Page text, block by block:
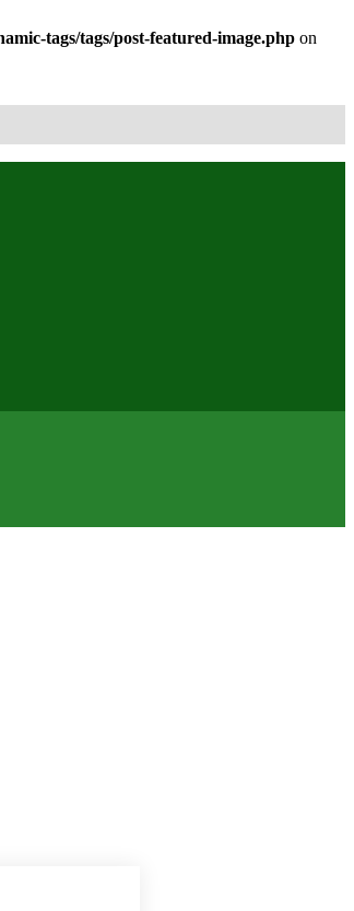
tags/tags/post-featured-image.php on